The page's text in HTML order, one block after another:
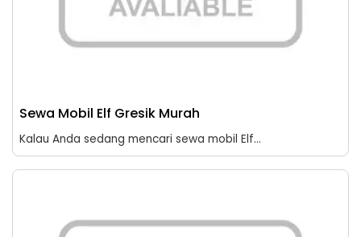
Sewa Mobil Elf Gresik Murah
Kalau Anda sedang mencari sewa mobil Elf...